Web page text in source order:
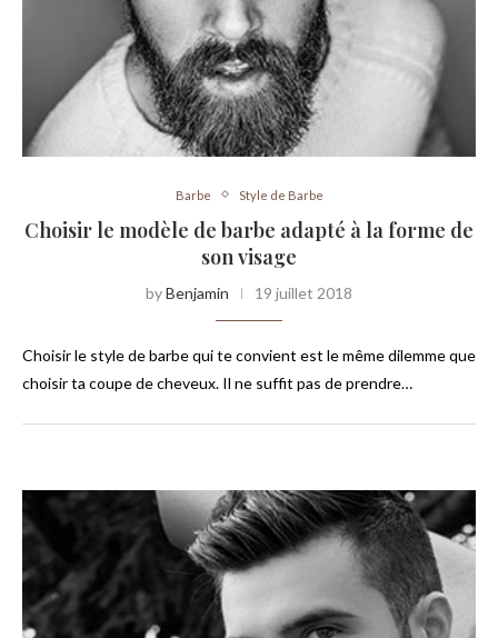
Barbe Style de Barbe
Choisir le modèle de barbe adapté à la forme de
son visage
byBenjamin 19 juillet 2018
Choisir le style de barbe qui te convient est le même dilemme que
choisir ta coupe de cheveux. Il ne suffit pas de prendre…